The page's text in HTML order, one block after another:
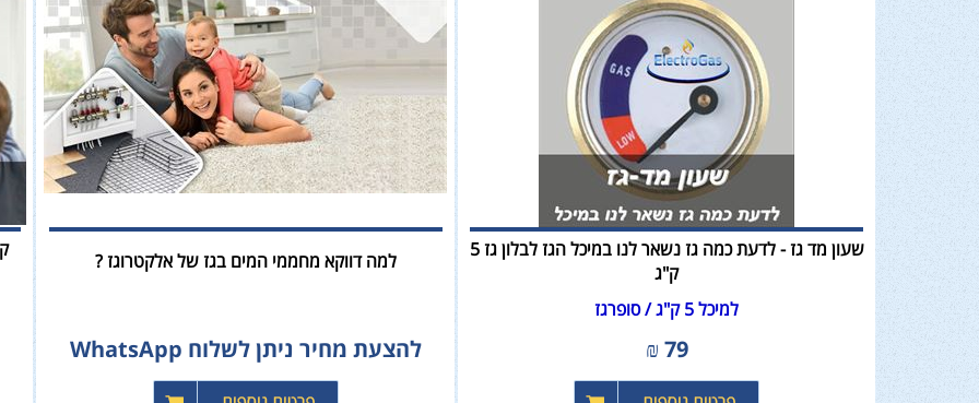
שעון מד גז - לדעת כמה גז נשאר לנו במיכל הגז לבלון גז 5
ק"ג
למיכל 5 ק"ג / סופרגז
79
₪
למה דווקא מחממי המים בגז של אלקטרוגז ?
להצעת מחיר ניתן לשלוח WhatsApp